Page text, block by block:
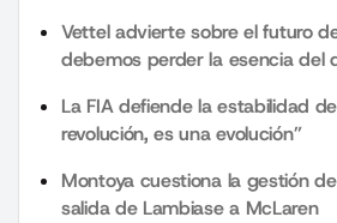
Vettel advierte sobre el futuro
debemos perder la esencia del
La FIA defiende la estabilidad
revolución, es una evolución”
Montoya cuestiona la gestión
salida de Lambiase a McLaren